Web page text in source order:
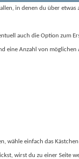
in denen du über etwas
auch die Option zum
eine Anzahl von
wähle einfach das
wirst du zu einer Seite